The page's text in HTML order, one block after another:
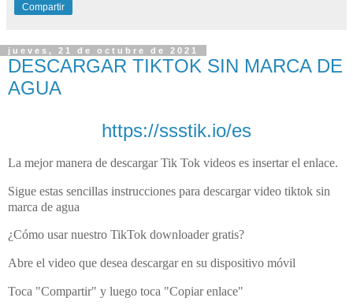
Compartir
jueves, 21 de octubre de 2021
DESCARGAR TIKTOK SIN MARCA DE
AGUA
https://ssstik.io/es
La mejor manera de descargar Tik Tok videos es insertar el enlace.
Sigue estas sencillas instrucciones para descargar video tiktok sin
marca de agua
¿Cómo usar nuestro TikTok downloader gratis?
Abre el video que desea descargar en su dispositivo móvil
Toca "Compartir" y luego toca "Copiar enlace"